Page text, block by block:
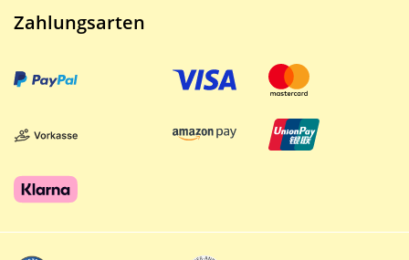
Zahlungsarten